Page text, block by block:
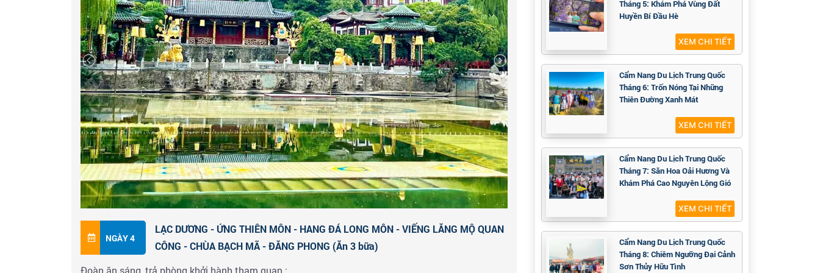
trình mới trong thế giới vĩnh hằng mà Tần vương từng mong muốn vào những phút cuối đời.
+ Buổi trưa: Quý khách dùng bữa tại nhà hàng địa phương và khởi hành đếnLạc Dương.
Đoàn dùng bữa tại nhà hàng địa phương và nhận phòng khách sạn nghỉ đêm tại Lạc Dương.
Buổi tối Quý khách có thể tham quanCung điện Võ Tắc Thiên - Khu thắng cảnh thiên đường Lạc
Dương Minh Đường nằm cách ngã tư đường Trung Châu và đường Định Đỉnh Bắc khoảng 150 mét
về phía đông bắc trong thành phố cổ của thành phố Lạc Dương (thuộc Công viên di sản quốc
gia thành phố Lạc Dương của các triều đại nhà Tùy và nhà Đường). Là chánh điện của Thành phố
Tử Vi, còn được gọi là "Thần cung" là một công trình mang tính bước ngoặt ở Lạc Dương, kinh đô
thiêng liêng của các triều đại nhà Đường và Ngô Chu, đồng thời cũng là đỉnh cao của kiến trúc
Trung Quốc.
NGÀY 4
LẠC DƯƠNG - ỨNG THIÊN MÔN - HANG ĐÁ LONG MÔN - VIẾNG LĂNG MỘ QUAN
CÔNG - CHÙA BẠCH MÃ - ĐĂNG PHONG (Ăn 3 bữa)
Đoàn ăn sáng, trả phòng khởi hành tham quan :
Tháng 5: Khám Phá Vùng Đất
Huyền Bí Đầu Hè
XEM CHI TIẾT
Cẩm Nang Du Lịch Trung Quốc
Tháng 6: Trốn Nóng Tại Những
Thiên Đường Xanh Mát
XEM CHI TIẾT
Cẩm Nang Du Lịch Trung Quốc
Tháng 7: Săn Hoa Oải Hương Và
Khám Phá Cao Nguyên Lộng Gió
XEM CHI TIẾT
Cẩm Nang Du Lịch Trung Quốc
Tháng 8: Chiêm Ngưỡng Đại Cảnh
Sơn Thủy Hữu Tình